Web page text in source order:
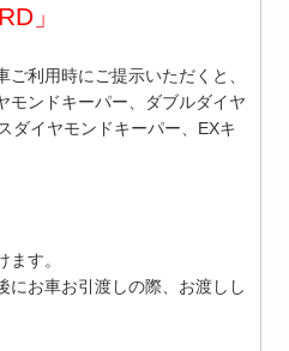
」
利用時にご提示いただくと、
モンドキーパー、ダブルダイヤ
ダイヤモンドキーパー、EXキ
す。
にお車お引渡しの際、お渡しし